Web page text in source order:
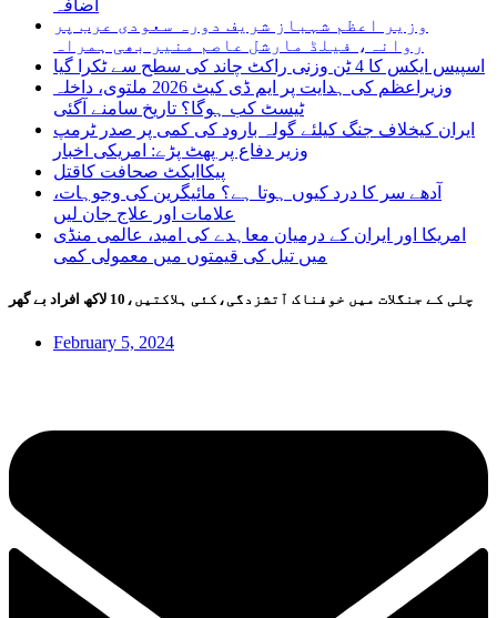
اضافہ
وزیر اعظم شہباز شریف دورہ سعودی عرب پر
روانہ، فیلڈ مارشل عاصم منیر بھی ہمراہ
اسپیس ایکس کا 4 ٹن وزنی راکٹ چاند کی سطح سے ٹکرا گیا
وزیراعظم کی ہدایت پر ایم ڈی کیٹ 2026 ملتوی، داخلہ
ٹیسٹ کب ہوگا؟ تاریخ سامنے آگئی
ایران کیخلاف جنگ کیلئے گولہ بارود کی کمی پر صدر ٹرمپ
وزیر دفاع پر پھٹ پڑے: امریکی اخبار
پیکاایکٹ صحافت کاقتل
آدھے سر کا درد کیوں ہوتا ہے؟ مائیگرین کی وجوہات،
علامات اور علاج جان لیں
امریکا اور ایران کے درمیان معاہدے کی امید، عالمی منڈی
میں تیل کی قیمتوں میں معمولی کمی
چلی کے جنگلات میں خوفناک آتشزدگی،کئی ہلاکتیں،10 لاکھ افراد بے گھر
February 5, 2024